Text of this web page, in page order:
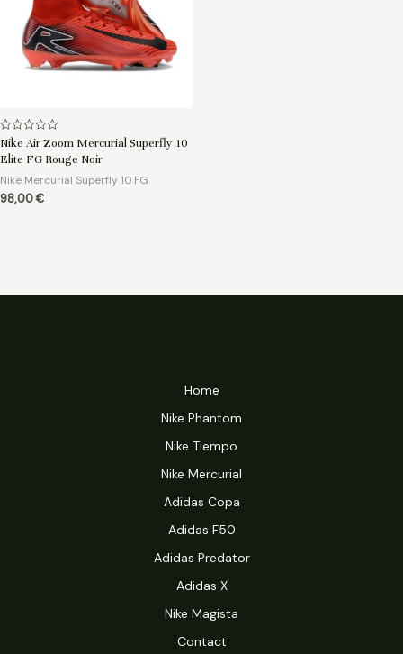
Note
sur
Nike Air Zoom Mercurial Superfly 10
Elite FG Rouge Noir
Nike Mercurial Superfly 10 FG
98,00€
Home
Nike Phantom
Nike Tiempo
Nike Mercurial
Adidas Copa
Adidas F50
Adidas Predator
Adidas X
Nike Magista
Contact